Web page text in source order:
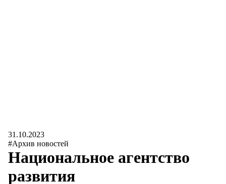
31.10.2023
#Архив новостей
Национальное агентство
развития